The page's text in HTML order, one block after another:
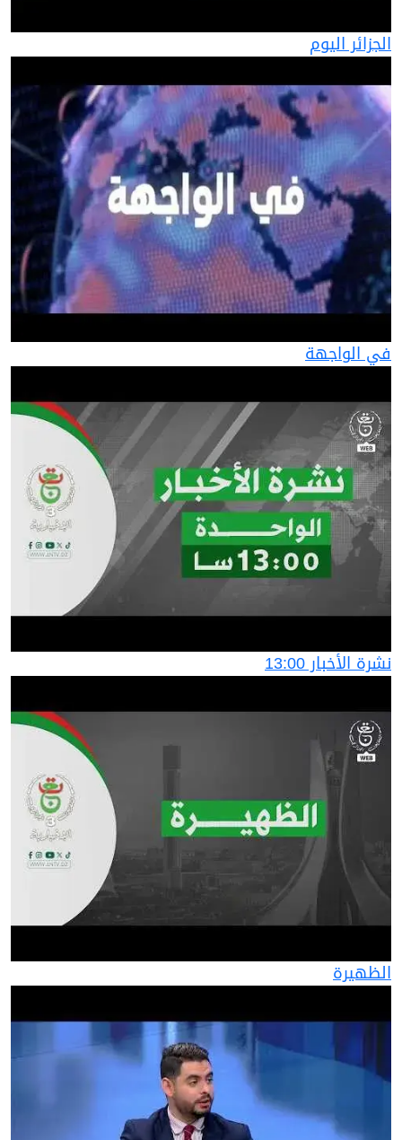
الجزائر اليوم
في الواجهة
نشرة الأخبار 13:00
الظهيرة